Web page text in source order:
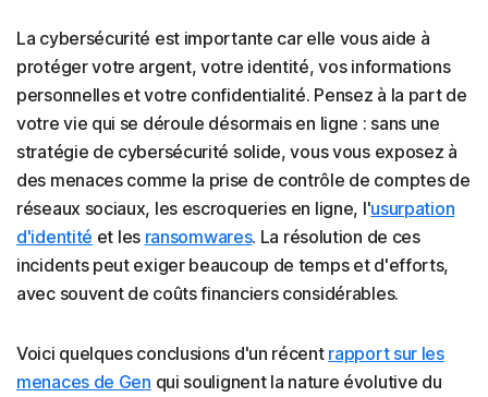
La cybersécurité est importante car elle vous aide à
protéger votre argent, votre identité, vos informations
personnelles et votre confidentialité. Pensez à la part de
votre vie qui se déroule désormais en ligne : sans une
stratégie de cybersécurité solide, vous vous exposez à
des menaces comme la prise de contrôle de comptes de
réseaux sociaux, les escroqueries en ligne, l'usurpation
d'identité et les ransomwares. La résolution de ces
incidents peut exiger beaucoup de temps et d'efforts,
avec souvent de coûts financiers considérables.
Voici quelques conclusions d'un récent rapport sur les
menaces de Gen qui soulignent la nature évolutive du